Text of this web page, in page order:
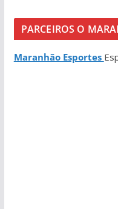
PARCEIROS O
Maranhão Esportes